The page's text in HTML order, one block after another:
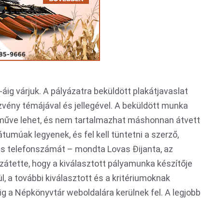
várjuk. A pályázatra beküldött plakátjavaslat
témájával és jellegével. A beküldött munka
lehet, és nem tartalmazhat máshonnan átvett
legyenek, és fel kell tüntetni a szerző,
telefonszámát – mondta Lovas Đijanta, az
hogy a kiválasztott pályamunka készítője
a további kiválasztott és a kritériumoknak
a Népkönyvtár weboldalára kerülnek fel. A legjobb